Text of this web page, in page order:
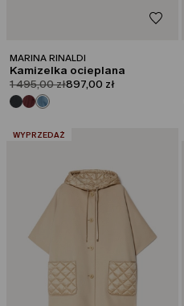
MARINA RINALDI
Kamizelka ocieplana
product.price.original
1 495,00 złproduct.price.sale
897,00 zł
:WYPRZEDAŻ